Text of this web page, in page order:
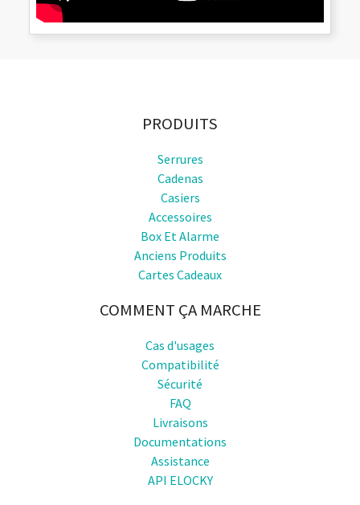
PRODUITS
Serrures
Cadenas
Casiers
Accessoires
Box Et Alarme
Anciens Produits
Cartes Cadeaux
COMMENT ÇA MARCHE
Cas d'usages
Compatibilité
Sécurité
FAQ
Livraisons
Documentations
Assistance
API ELOCKY